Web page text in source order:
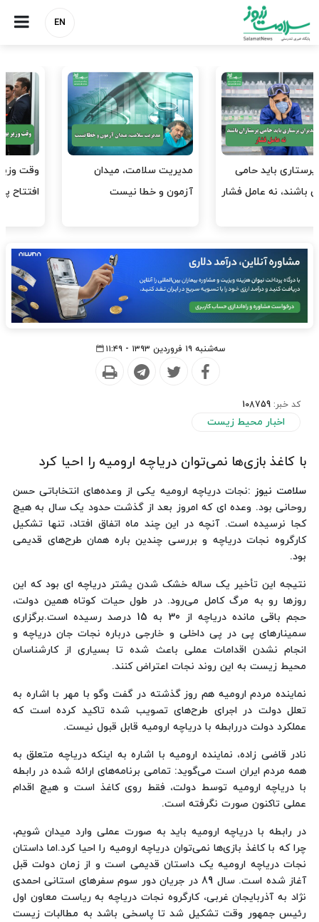
EN
وقت وزیر بهداشت باید صرف
افتتاح پروژه‌ها شود؟
واردات دارو و کالاهای اساسی
باید در اولویت تخصیص ارز
سه‌شنبه ۱۹ فروردین ۱۳۹۳ - ۱۱:۴۹
کد خبر: 108759
اخبار محیط زیست
با کاغذ بازی‌ها نمی‌توان دریاچه ارومیه را احیا کرد
سلامت نیوز :نجات دریاچه ارومیه یکی از وعده‌های انتخاباتی حسن
روحانی بود. وعده ای که امروز بعد از گذشت حدود یک سال به هیچ
کجا نرسیده است. آنچه در این چند ماه اتفاق افتاد، تنها تشکیل
کارگروه نجات دریاچه و بررسی چندین باره همان طرح‌های قدیمی
بود.
نتیجه این تأخیر یک ساله خشک شدن یشتر دریاچه ای بود که این
روزها رو به مرگ کامل می‌رود. در طول حیات کوتاه همین دولت،
حجم باقی مانده دریاچه از 30 به 15 درصد رسیده است.برگزاری
سمینارهای پی در پی داخلی و خارجی درباره نجات جان دریاچه و
انجام نشدن اقدامات عملی باعث شده تا بسیاری از کارشناسان
محیط زیست به این روند نجات اعتراض کنند.
نماینده مردم ارومیه هم روز گذشته در گفت وگو با مهر با اشاره به
تعلل دولت در اجرای طرح‌های تصویب شده تاکید کرده است که
عملکرد دولت دررابطه با دریاچه ارومیه قابل قبول نیست.
نادر قاضی زاده، نماینده ارومیه با اشاره به اینکه دریاچه متعلق به
همه مردم ایران است می‌گوید: تمامی برنامه‌های ارائه شده در رابطه
با دریاچه ارومیه توسط دولت، فقط روی کاغذ است و هیچ اقدام
عملی تاکنون صورت نگرفته است.
در رابطه با دریاچه ارومیه باید به صورت عملی وارد میدان شویم،
چرا که با کاغذ بازی‌ها نمی‌توان دریاچه ارومیه را احیا کرد.اما داستان
نجات دریاچه ارومیه یک داستان قدیمی است و از زمان دولت قبل
آغاز شده است. سال 89 در جریان دور سوم سفرهای استانی احمدی
نژاد به آذربایجان غربی، کارگروه نجات دریاچه به ریاست معاون اول
رئیس جمهور وقت تشکیل شد تا پاسخی باشد به مطالبات زیست